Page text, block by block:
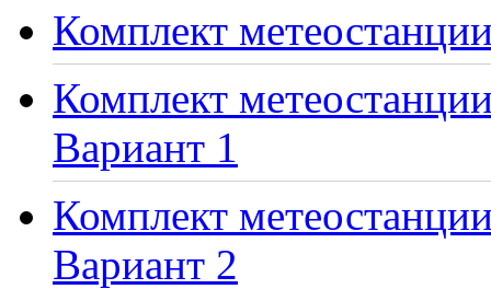
Комплект
Комплект
Вариант 1
Комплект
Вариант 2